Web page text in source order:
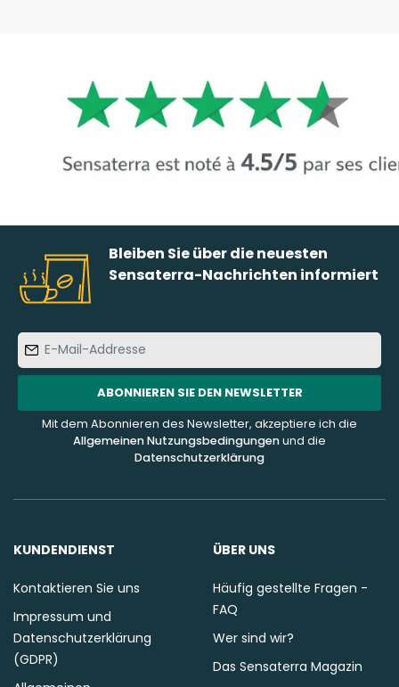
Bleiben Sie über die neuesten
Sensaterra-Nachrichten informiert
Mail-
Addresse
ABONNIEREN SIE DEN NEWSLETTER
Mit dem Abonnieren des Newsletter, akzeptiere ich die
Allgemeinen Nutzungsbedingungenund die
Datenschutzerklärung
KUNDENDIENST
Kontaktieren Sie uns
Impressum und
Datenschutzerklärung
(GDPR)
ÜBER UNS
Häufig gestellte Fragen -
FAQ
Wer sind wir?
Das Sensaterra Magazin